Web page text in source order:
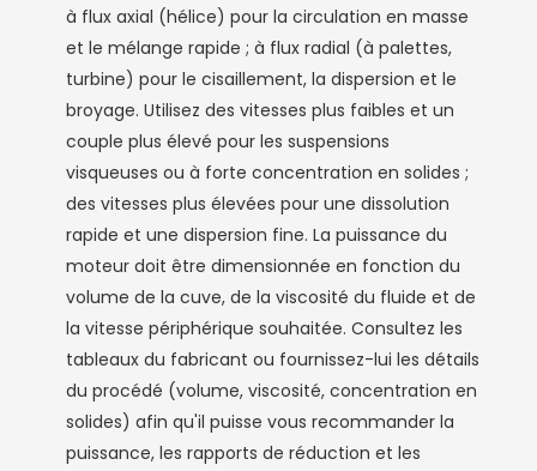
à flux axial (hélice) pour la circulation en masse
et le mélange rapide ; à flux radial (à palettes,
turbine) pour le cisaillement, la dispersion et le
broyage. Utilisez des vitesses plus faibles et un
couple plus élevé pour les suspensions
visqueuses ou à forte concentration en solides ;
des vitesses plus élevées pour une dissolution
rapide et une dispersion fine. La puissance du
moteur doit être dimensionnée en fonction du
volume de la cuve, de la viscosité du fluide et de
la vitesse périphérique souhaitée. Consultez les
tableaux du fabricant ou fournissez-lui les détails
du procédé (volume, viscosité, concentration en
solides) afin qu'il puisse vous recommander la
puissance, les rapports de réduction et les